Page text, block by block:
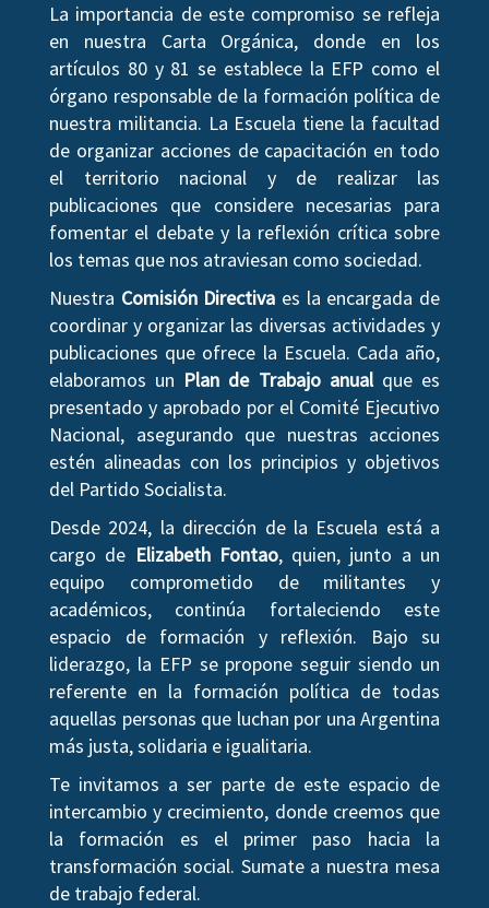
La importancia de este compromiso se refleja
en nuestra Carta Orgánica, donde en los
artículos 80 y 81 se establece la EFP como el
órgano responsable de la formación política de
nuestra militancia. La Escuela tiene la facultad
de organizar acciones de capacitación en todo
el territorio nacional y de realizar las
publicaciones que considere necesarias para
fomentar el debate y la reflexión crítica sobre
los temas que nos atraviesan como sociedad.
Nuestra Comisión Directiva es la encargada de
coordinar y organizar las diversas actividades y
publicaciones que ofrece la Escuela. Cada año,
elaboramos un Plan de Trabajo anualque es
presentado y aprobado por el Comité Ejecutivo
Nacional, asegurando que nuestras acciones
estén alineadas con los principios y objetivos
del Partido Socialista.
Desde 2024, la dirección de la Escuela está a
cargo de Elizabeth Fontao, quien, junto a un
equipo comprometido de militantes y
académicos, continúa fortaleciendo este
espacio de formación y reflexión. Bajo su
liderazgo, la EFP se propone seguir siendo un
referente en la formación política de todas
aquellas personas que luchan por una Argentina
más justa, solidaria e igualitaria.
Te invitamos a ser parte de este espacio de
intercambio y crecimiento, donde creemos que
la formación es el primer paso hacia la
transformación social. Sumate a nuestra mesa
de trabajo federal.